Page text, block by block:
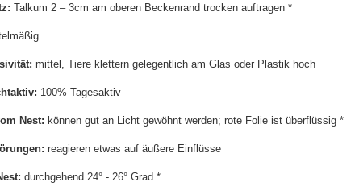
Talkum 2 – 3cm am oberen Beckenrand trocken auftragen *
mittel, Tiere klettern gelegentlich am Glas oder Plastik hoch
100% Tagesaktiv
Nest: können gut an Licht gewöhnt werden; rote Folie ist überflüssig *
reagieren etwas auf äußere Einflüsse
durchgehend 24° - 26° Grad *